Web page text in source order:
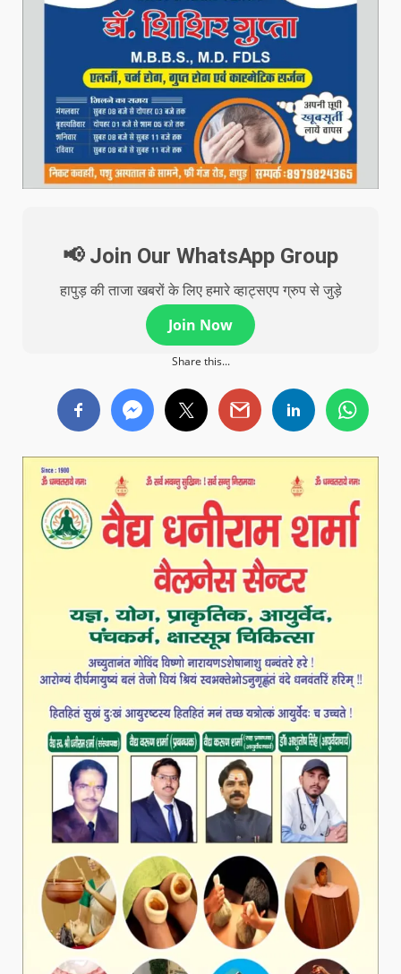
📢 Join Our WhatsApp Group
हापुड़ की ताजा खबरों के लिए हमारे व्हाट्सएप ग्रुप से जुड़े
Join Now
Share this...